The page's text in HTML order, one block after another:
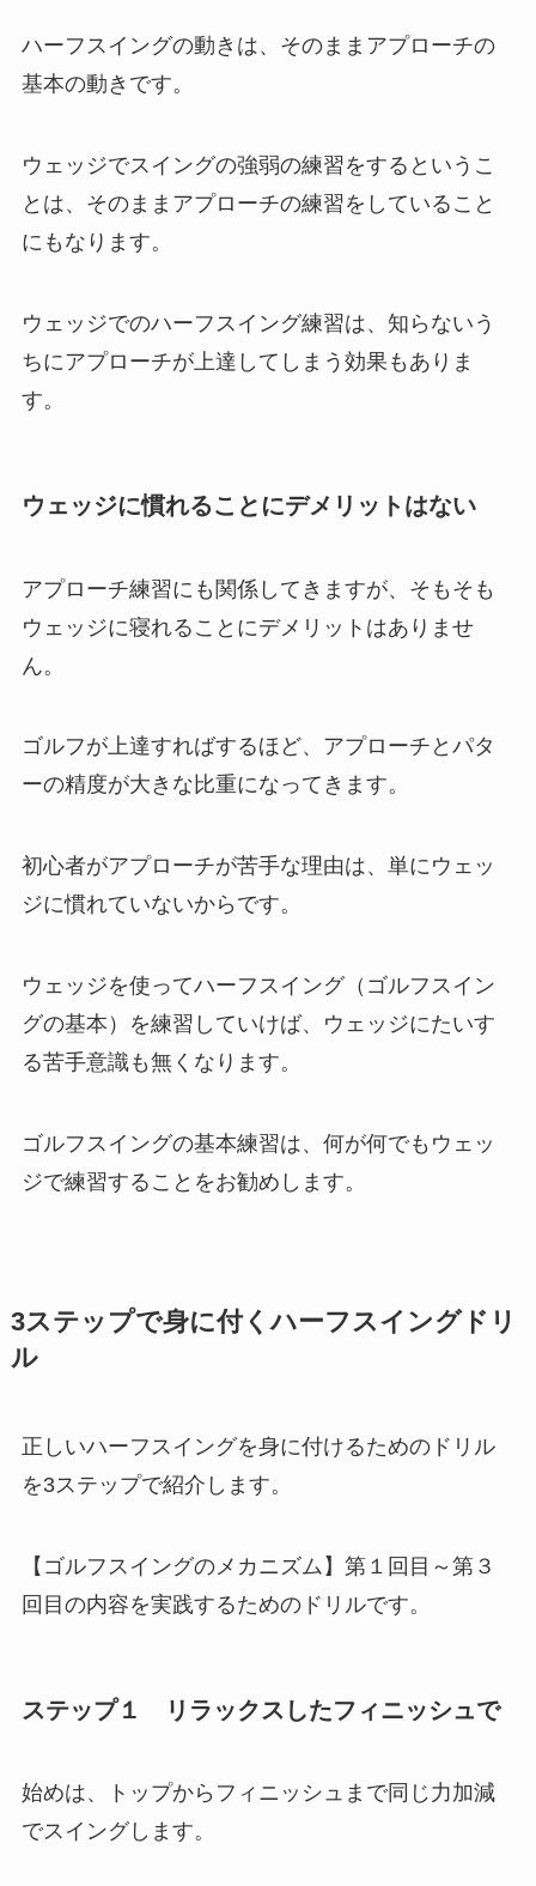
ハーフスイングの動きは、そのままアプローチの
基本の動きです。
ウェッジでスイングの強弱の練習をするというこ
とは、そのままアプローチの練習をしていること
にもなります。
ウェッジでのハーフスイング練習は、知らないう
ちにアプローチが上達してしまう効果もありま
す。
ウェッジに慣れることにデメリットはない
アプローチ練習にも関係してきますが、そもそも
ウェッジに寝れることにデメリットはありませ
ん。
ゴルフが上達すればするほど、アプローチとパタ
ーの精度が大きな比重になってきます。
初心者がアプローチが苦手な理由は、単にウェッ
ジに慣れていないからです。
ウェッジを使ってハーフスイング（ゴルフスイン
グの基本）を練習していけば、ウェッジにたいす
る苦手意識も無くなります。
ゴルフスイングの基本練習は、何が何でもウェッ
ジで練習することをお勧めします。
3ステップで身に付くハーフスイングドリ
ル
正しいハーフスイングを身に付けるためのドリル
を3ステップで紹介します。
【ゴルフスイングのメカニズム】第１回目～第３
回目の内容を実践するためのドリルです。
ステップ１ リラックスしたフィニッシュで
始めは、
トップからフィニッシュまで同じ力加減
でスイングします。